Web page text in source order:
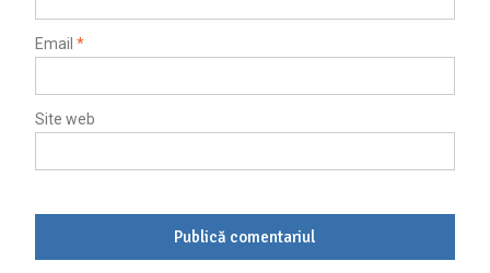
Email *
Site web